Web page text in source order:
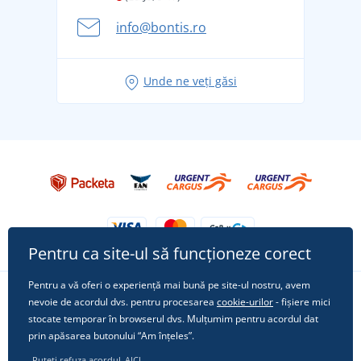
Aventura de vară începe cu bagajul - pregătiți-vă
Tricoul preferat City în rol principal: ținute pentru
info@bontis.ro
Unde ne veți găsi
Urmărește-ne pe rețelele sociale
Pentru ca site-ul să funcționeze corect
Pentru a vă oferi o experiență mai bună pe site-ul nostru, avem
nevoie de acordul dvs. pentru procesarea cookie-urilor- fișiere mici
stocate temporar în browserul dvs. Mulțumim pentru acordul dat
prin apăsarea butonului “Am înțeles”.